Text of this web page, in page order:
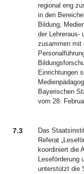
regional eng
in den
Bildung,
der Lehreraus-
zusammen mit
Einrichtungen
Bayerischen
vom 28.
7.3
Das
Referat
koordiniert die
Leseförderung
unterstützt die